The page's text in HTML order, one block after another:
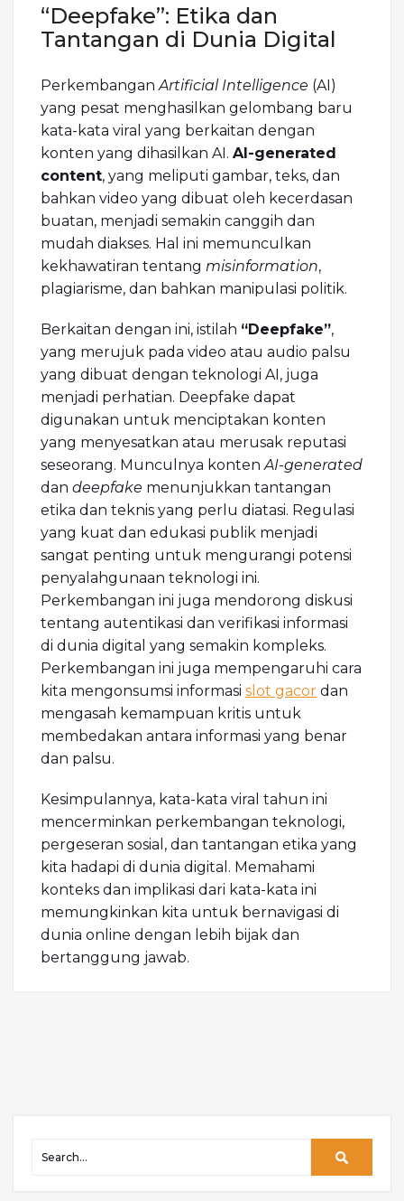
“Deepfake”: Etika dan
Tantangan di Dunia Digital
Perkembangan Artificial Intelligence (AI)
yang pesat menghasilkan gelombang baru
kata-kata viral yang berkaitan dengan
konten yang dihasilkan AI. AI-generated
content, yang meliputi gambar, teks, dan
bahkan video yang dibuat oleh kecerdasan
buatan, menjadi semakin canggih dan
mudah diakses. Hal ini memunculkan
kekhawatiran tentang misinformation,
plagiarisme, dan bahkan manipulasi politik.
Berkaitan dengan ini, istilah “Deepfake”,
yang merujuk pada video atau audio palsu
yang dibuat dengan teknologi AI, juga
menjadi perhatian. Deepfake dapat
digunakan untuk menciptakan konten
yang menyesatkan atau merusak reputasi
seseorang. Munculnya konten AI-generated
dan deepfake menunjukkan tantangan
etika dan teknis yang perlu diatasi. Regulasi
yang kuat dan edukasi publik menjadi
sangat penting untuk mengurangi potensi
penyalahgunaan teknologi ini.
Perkembangan ini juga mendorong diskusi
tentang autentikasi dan verifikasi informasi
di dunia digital yang semakin kompleks.
Perkembangan ini juga mempengaruhi cara
kita mengonsumsi informasi slot gacor dan
mengasah kemampuan kritis untuk
membedakan antara informasi yang benar
dan palsu.
Kesimpulannya, kata-kata viral tahun ini
mencerminkan perkembangan teknologi,
pergeseran sosial, dan tantangan etika yang
kita hadapi di dunia digital. Memahami
konteks dan implikasi dari kata-kata ini
memungkinkan kita untuk bernavigasi di
dunia online dengan lebih bijak dan
bertanggung jawab.